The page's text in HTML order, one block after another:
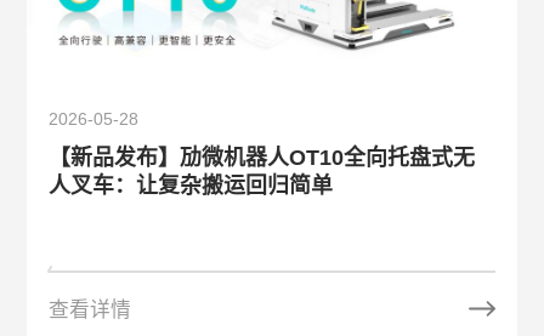
2026-05-28
【新品发布】劢微机器人OT10全向托盘式无
人叉车：让复杂搬运回归简单
查看详情